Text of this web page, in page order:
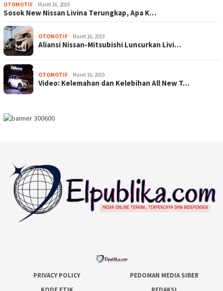
OTOMOTIF Maret 16, 2019
Sosok New Nissan Livina Terungkap, Apa K…
OTOMOTIF Maret 16, 2019
Aliansi Nissan-Mitsubishi Luncurkan Livi…
OTOMOTIF Maret 16, 2019
Video: Kelemahan dan Kelebihan All New T…
PRIVACY POLICY
PEDOMAN MEDIA SIBER